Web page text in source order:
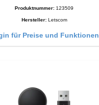
Produktnummer: 123509
Hersteller: Letscom
für Preise und Funktionen